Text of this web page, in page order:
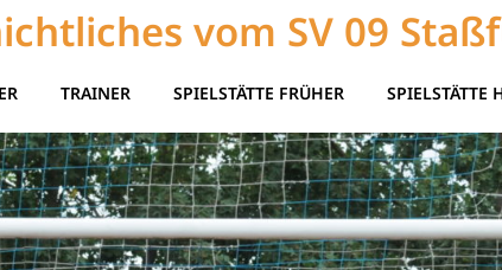
vom SV 09
TRAINER SPIELSTÄTTE FRÜHER SPIELSTÄTTE